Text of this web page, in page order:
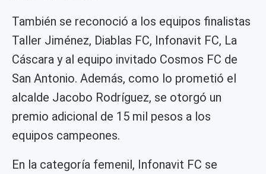
También se reconoció a los equipos finalistas
Taller Jiménez, Diablas FC, Infonavit FC, La
Cáscara y al equipo invitado Cosmos FC de
San Antonio. Además, como lo prometió el
alcalde Jacobo Rodríguez, se otorgó un
premio adicional de 15 mil pesos a los
equipos campeones.
En la categoría femenil, Infonavit FC se